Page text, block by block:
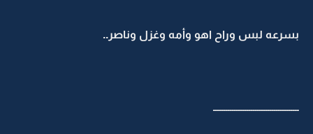
بسرعه لبس وراح اهو وأمه وغزل وناصر..
ـــــــــــــــــــــــــــــــــــــــــ